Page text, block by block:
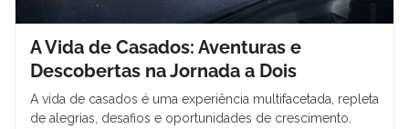
A Vida de Casados: Aventuras e
Descobertas na Jornada a Dois
A vida de casados é uma experiência multifacetada, repleta
de alegrias, desafios e oportunidades de crescimento.